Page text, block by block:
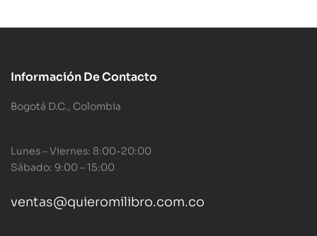
Información De Contacto
Bogotá D.C., Colombia
Lunes – Viernes: 8:00-20:00
Sábado: 9:00 – 15:00
ventas@quieromilibro.com.co